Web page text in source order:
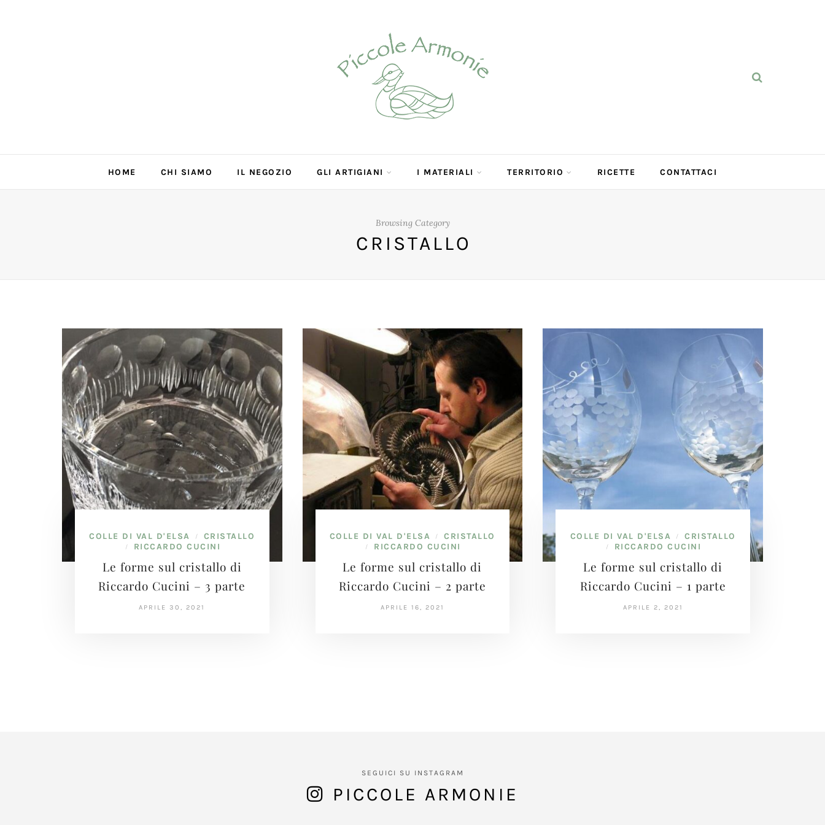
HOME CHI SIAMO IL NEGOZIO GLI ARTIGIANI I MATERIALI TERRITORIO RICETTE CONTATTACI
Browsing Category
CRISTALLO
COLLE DI VAL D'ELSA / CRISTALLO
/ RICCARDO CUCINI
Le forme sul cristallo di
Riccardo Cucini – 3 parte
APRILE 30, 2021
COLLE DI VAL D'ELSA / CRISTALLO
/ RICCARDO CUCINI
Le forme sul cristallo di
Riccardo Cucini – 2 parte
APRILE 16, 2021
COLLE DI VAL D'ELSA / CRISTALLO
/ RICCARDO CUCINI
Le forme sul cristallo di
Riccardo Cucini – 1 parte
APRILE 2, 2021
SEGUICI SU INSTAGRAM
PICCOLE ARMONIE